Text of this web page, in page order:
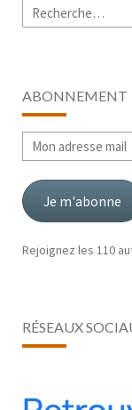
Rechercher :
ABONNEMENT
Mon
adresse
mail
Je m'abonne
Rejoignez les 110
RÉSEAUX